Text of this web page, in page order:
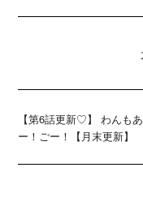
【第6話更新♡】 わんも
ー！ごー！【月末更新】